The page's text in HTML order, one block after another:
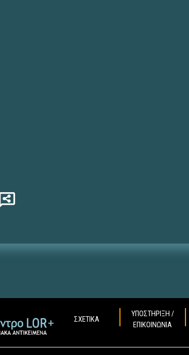
ΣΧΕΤΙΚΑ
ΥΠΟΣΤΗΡΙΞΗ /
ΕΠΙΚΟΙΝΩΝΙΑ